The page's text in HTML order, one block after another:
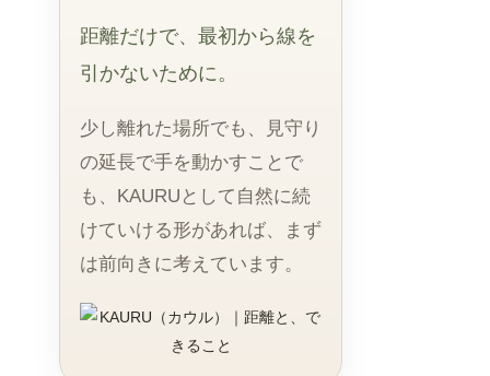
距離だけで、最初から線を
引かないために。
少し離れた場所でも、見守り
の延長で手を動かすことで
も、KAURUとして自然に続
けていける形があれば、まず
は前向きに考えています。